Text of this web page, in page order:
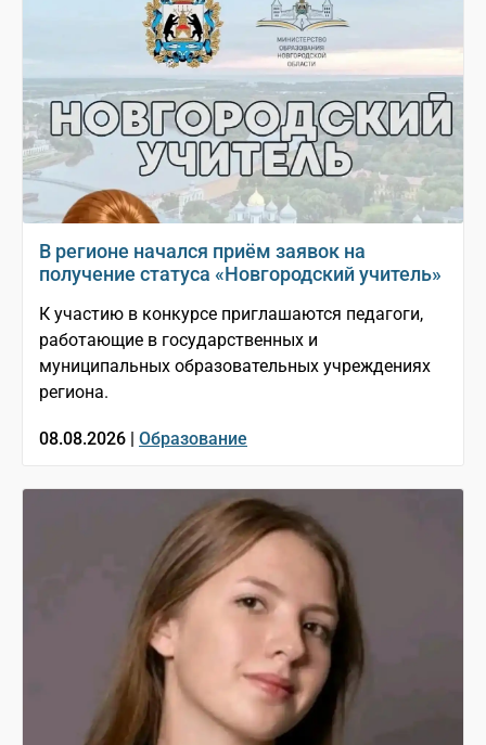
В регионе начался приём заявок на
получение статуса «Новгородский учитель»
К участию в конкурсе приглашаются педагоги,
работающие в государственных и
муниципальных образовательных учреждениях
региона.
08.08.2026 | Образование